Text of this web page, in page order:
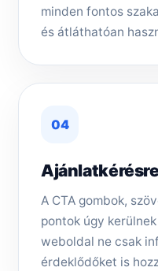
minden fontos
és átláthatóan
04
A CTA gombok,
pontok úgy
weboldal ne csak
érdeklődőket is